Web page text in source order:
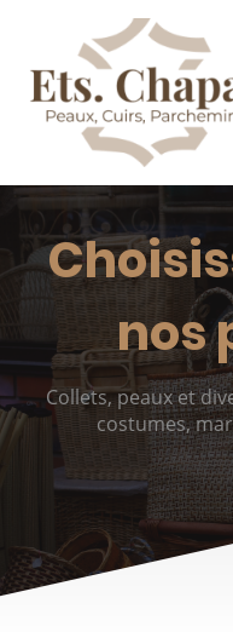
nos
Collets, peaux et
costumes,